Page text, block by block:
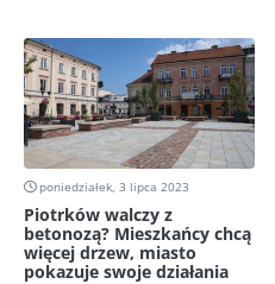
poniedziałek, 3 lipca 2023
Piotrków walczy z
betonozą? Mieszkańcy chcą
więcej drzew, miasto
pokazuje swoje działania